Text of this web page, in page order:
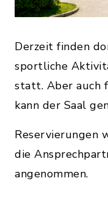
Derzeit finden
sportliche
statt. Aber auch
kann der Saal
Reservierungen
die
angenommen.